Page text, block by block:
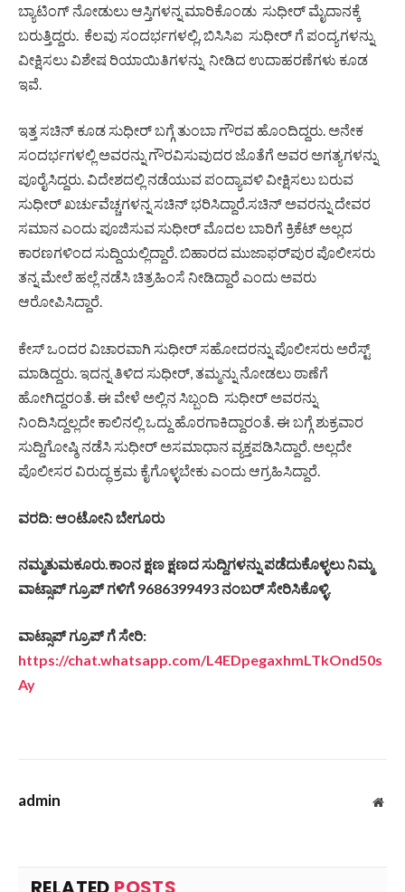
ಬ್ಯಾಟಿಂಗ್ ನೋಡುಲು ಆಸ್ತಿಗಳನ್ನ ಮಾರಿಕೊಂಡು ಸುಧೀರ್ ಮೈದಾನಕ್ಕೆ
ಬರುತ್ತಿದ್ದರು. ಕೆಲವು ಸಂದರ್ಭಗಳಲ್ಲಿ, ಬಿಸಿಸಿಐ ಸುಧೀರ್ ಗೆ ಪಂದ್ಯಗಳನ್ನು
ವೀಕ್ಷಿಸಲು ವಿಶೇಷ ರಿಯಾಯಿತಿಗಳನ್ನು ನೀಡಿದ ಉದಾಹರಣೆಗಳು ಕೂಡ
ಇವೆ.
ಇತ್ತ ಸಚಿನ್ ಕೂಡ ಸುಧೀರ್ ಬಗ್ಗೆ ತುಂಬಾ ಗೌರವ ಹೊಂದಿದ್ದರು. ಅನೇಕ
ಸಂದರ್ಭಗಳಲ್ಲಿ ಅವರನ್ನು ಗೌರವಿಸುವುದರ ಜೊತೆಗೆ ಅವರ ಅಗತ್ಯಗಳನ್ನು
ಪೂರೈಸಿದ್ದರು. ವಿದೇಶದಲ್ಲಿ ನಡೆಯುವ ಪಂದ್ಯಾವಳಿ ವೀಕ್ಷಿಸಲು ಬರುವ
ಸುಧೀರ್ ಖರ್ಚುವೆಚ್ಚಗಳನ್ನ ಸಚಿನ್ ಭರಿಸಿದ್ದಾರೆ.ಸಚಿನ್ ಅವರನ್ನು ದೇವರ
ಸಮಾನ ಎಂದು ಪೂಜಿಸುವ ಸುಧೀರ್ ಮೊದಲ ಬಾರಿಗೆ ಕ್ರಿಕೆಟ್ ಅಲ್ಲದ
ಕಾರಣಗಳಿಂದ ಸುದ್ದಿಯಲ್ಲಿದ್ದಾರೆ. ಬಿಹಾರದ ಮುಜಾಫರ್‌ಪುರ ಪೊಲೀಸರು
ತನ್ನ ಮೇಲೆ ಹಲ್ಲೆ ನಡೆಸಿ ಚಿತ್ರಹಿಂಸೆ ನೀಡಿದ್ದಾರೆ ಎಂದು ಅವರು
ಆರೋಪಿಸಿದ್ದಾರೆ.
ಕೇಸ್ ಒಂದರ ವಿಚಾರವಾಗಿ ಸುಧೀರ್ ಸಹೋದರನ್ನು ಪೊಲೀಸರು ಅರೆಸ್ಟ್
ಮಾಡಿದ್ದರು. ಇದನ್ನ ತಿಳಿದ ಸುಧೀರ್, ತಮ್ಮನ್ನು ನೋಡಲು ಠಾಣೆಗೆ
ಹೋಗಿದ್ದರಂತೆ. ಈ ವೇಳೆ ಅಲ್ಲಿನ ಸಿಬ್ಬಂದಿ ಸುಧೀರ್ ಅವರನ್ನು
ನಿಂದಿಸಿದ್ದಲ್ಲದೇ ಕಾಲಿನಲ್ಲಿ ಒದ್ದು ಹೊರಗಾಕಿದ್ದಾರಂತೆ. ಈ ಬಗ್ಗೆ ಶುಕ್ರವಾರ
ಸುದ್ದಿಗೋಷ್ಠಿ ನಡೆಸಿ ಸುಧೀರ್ ಅಸಮಾಧಾನ ವ್ಯಕ್ತಪಡಿಸಿದ್ದಾರೆ. ಅಲ್ಲದೇ
ಪೊಲೀಸರ ವಿರುದ್ಧ ಕ್ರಮ ಕೈಗೊಳ್ಳಬೇಕು ಎಂದು ಆಗ್ರಹಿಸಿದ್ದಾರೆ.
ವರದಿ: ಆಂಟೋನಿ ಬೇಗೂರು
ನಮ್ಮತುಮಕೂರು.ಕಾಂನ ಕ್ಷಣ ಕ್ಷಣದ ಸುದ್ದಿಗಳನ್ನು ಪಡೆದುಕೊಳ್ಳಲು ನಿಮ್ಮ
ವಾಟ್ಸಾಪ್ ಗ್ರೂಪ್ ಗಳಿಗೆ 9686399493 ನಂಬರ್ ಸೇರಿಸಿಕೊಳ್ಳಿ.
ವಾಟ್ಸಾಪ್ ಗ್ರೂಪ್ ಗೆ ಸೇರಿ:
https://chat.whatsapp.com/L4EDpegaxhmLTkOnd50s
Ay
admin